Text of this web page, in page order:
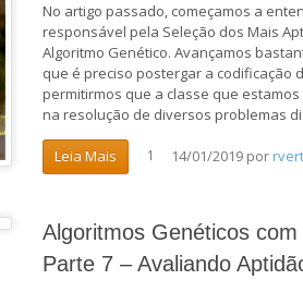
No artigo passado, começamos a
responsável pela Seleção dos Mais
Algoritmo Genético. Avançamos
que é preciso postergar a codificação
permitirmos que a classe que
na resolução de diversos problemas
Leia Mais 1 14/01/2019 por
Algoritmos Genéticos
Parte 7 – Avaliando